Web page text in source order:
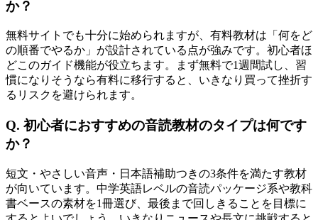
か？
無料サイトでも十分に始められますが、有料教材は「何をど
の順番でやるか」が設計されている点が強みです。初心者ほ
どこのガイド機能が役立ちます。まず無料で1週間試し、習
慣になりそうなら有料に移行すると、いきなり買って挫折す
るリスクを避けられます。
Q. 初心者におすすめの音読教材のタイプは何です
か？
短文・やさしい音声・日本語補助つきの3条件を満たす教材
が向いています。中学英語レベルの音読パッケージ系や教科
書ベースの素材を1冊選び、最後まで回しきることを目標に